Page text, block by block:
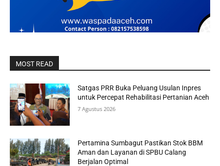
MOST READ
Satgas PRR Buka Peluang Usulan Inpres
untuk Percepat Rehabilitasi Pertanian Aceh
7 Agustus 2026
Pertamina Sumbagut Pastikan Stok BBM
Aman dan Layanan di SPBU Calang
Berjalan Optimal